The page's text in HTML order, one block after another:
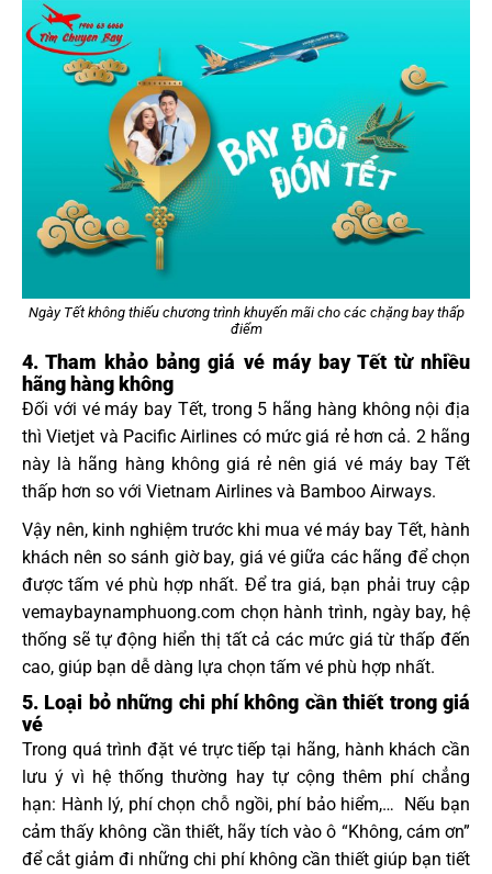
Ngày Tết không thiếu chương trình khuyến mãi cho các chặng bay thấp
điểm
4. Tham khảo bảng giá vé máy bay Tết từ nhiều
hãng hàng không
Đối với vé máy bay Tết, trong 5 hãng hàng không nội địa
thì Vietjet và Pacific Airlines có mức giá rẻ hơn cả. 2 hãng
này là hãng hàng không giá rẻ nên giá vé máy bay Tết
thấp hơn so với Vietnam Airlines và Bamboo Airways.
Vậy nên, kinh nghiệm trước khi mua vé máy bay Tết, hành
khách nên so sánh giờ bay, giá vé giữa các hãng để chọn
được tấm vé phù hợp nhất. Để tra giá, bạn phải truy cập
vemaybaynamphuong.com chọn hành trình, ngày bay, hệ
thống sẽ tự động hiển thị tất cả các mức giá từ thấp đến
cao, giúp bạn dễ dàng lựa chọn tấm vé phù hợp nhất.
5. Loại bỏ những chi phí không cần thiết trong giá
vé
Trong quá trình đặt vé trực tiếp tại hãng, hành khách cần
lưu ý vì hệ thống thường hay tự cộng thêm phí chẳng
hạn: Hành lý, phí chọn chỗ ngồi, phí bảo hiểm,… Nếu bạn
cảm thấy không cần thiết, hãy tích vào ô “Không, cám ơn”
để cắt giảm đi những chi phí không cần thiết giúp bạn tiết